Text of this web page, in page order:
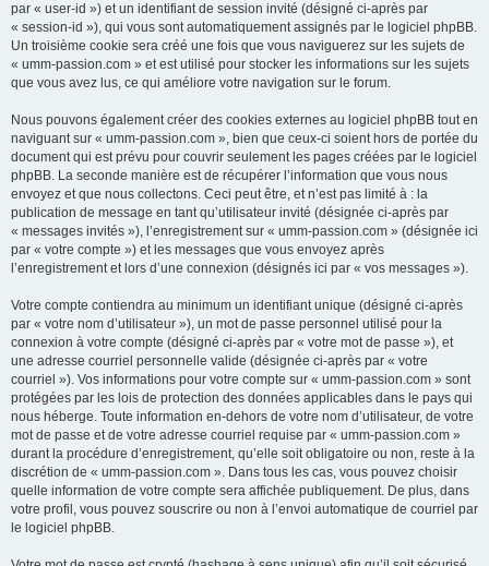
par « user-id ») et un identifiant de session invité (désigné ci-après par
« session-id »), qui vous sont automatiquement assignés par le logiciel phpBB.
Un troisième cookie sera créé une fois que vous naviguerez sur les sujets de
« umm-passion.com » et est utilisé pour stocker les informations sur les sujets
que vous avez lus, ce qui améliore votre navigation sur le forum.
Nous pouvons également créer des cookies externes au logiciel phpBB tout en
naviguant sur « umm-passion.com », bien que ceux-ci soient hors de portée du
document qui est prévu pour couvrir seulement les pages créées par le logiciel
phpBB. La seconde manière est de récupérer l’information que vous nous
envoyez et que nous collectons. Ceci peut être, et n’est pas limité à : la
publication de message en tant qu’utilisateur invité (désignée ci-après par
« messages invités »), l’enregistrement sur « umm-passion.com » (désignée ici
par « votre compte ») et les messages que vous envoyez après
l’enregistrement et lors d’une connexion (désignés ici par « vos messages »).
Votre compte contiendra au minimum un identifiant unique (désigné ci-après
par « votre nom d’utilisateur »), un mot de passe personnel utilisé pour la
connexion à votre compte (désigné ci-après par « votre mot de passe »), et
une adresse courriel personnelle valide (désignée ci-après par « votre
courriel »). Vos informations pour votre compte sur « umm-passion.com » sont
protégées par les lois de protection des données applicables dans le pays qui
nous héberge. Toute information en-dehors de votre nom d’utilisateur, de votre
mot de passe et de votre adresse courriel requise par « umm-passion.com »
durant la procédure d’enregistrement, qu’elle soit obligatoire ou non, reste à la
discrétion de « umm-passion.com ». Dans tous les cas, vous pouvez choisir
quelle information de votre compte sera affichée publiquement. De plus, dans
votre profil, vous pouvez souscrire ou non à l’envoi automatique de courriel par
le logiciel phpBB.